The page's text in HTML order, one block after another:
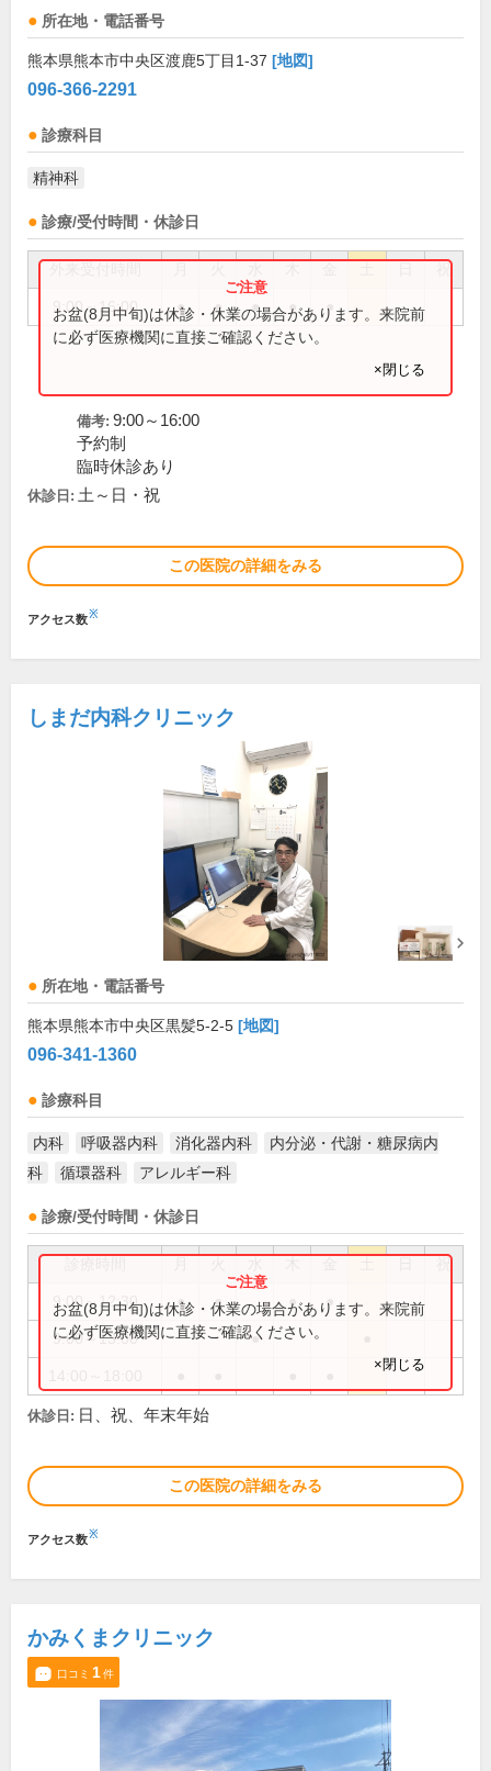
所在地・電話番号
熊本県熊本市中央区渡鹿5丁目1-37 [地図]
096-366-2291
診療科目
精神科
診療/受付時間・休診日
祝
9:00～16:00 ● ● ● ● ●
お盆(8月中旬)は休診・休業の場合があります。来院前
に必ず医療機関に直接ご確認ください。
×閉じる
備考: 9:00～16:00
予約制
臨時休診あり
休診日: 土～日・祝
この医院の詳細をみる
アクセス数※
しまだ内科クリニック
所在地・電話番号
熊本県熊本市中央区黒髪5-2-5 [地図]
096-341-1360
診療科目
内科 呼吸器内科 消化器内科
内分泌・代謝・糖尿病内
科
循環器科 アレルギー科
診療/受付時間・休診日
祝
9:00～12:30 ● ● ● ●
9:00～13:00 ●
お盆(8月中旬)は休診・休業の場合があります。来院前
に必ず医療機関に直接ご確認ください。
×閉じる
休診日: 日、祝、年末年始
この医院の詳細をみる
アクセス数※
かみくまクリニック
口コミ 1件